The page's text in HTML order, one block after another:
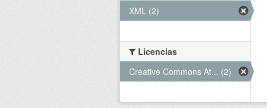
XML (2)
Licencias
Creative Commons At... (2)